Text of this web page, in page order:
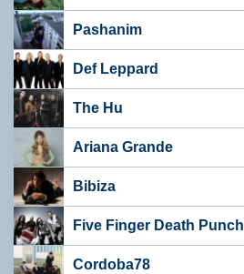
Pashanim
Def Leppard
The Hu
Ariana Grande
Bibiza
Five Finger Death Punch
Cordoba78